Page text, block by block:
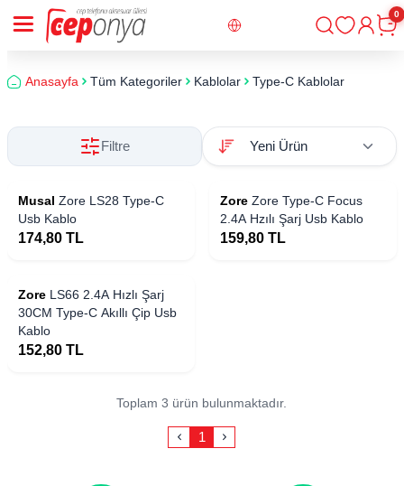
Giriş
0
Anasayfa Tüm Kategoriler Kablolar Type-C Kablolar
Filtre
Musal Zore LS28 Type-C
Usb Kablo
174,80 TL
Zore Zore Type-C Focus
2.4A Hzılı Şarj Usb Kablo
159,80 TL
Zore LS66 2.4A Hızlı Şarj
30CM Type-C Akıllı Çip Usb
Kablo
152,80 TL
Toplam 3 ürün bulunmaktadır.
1